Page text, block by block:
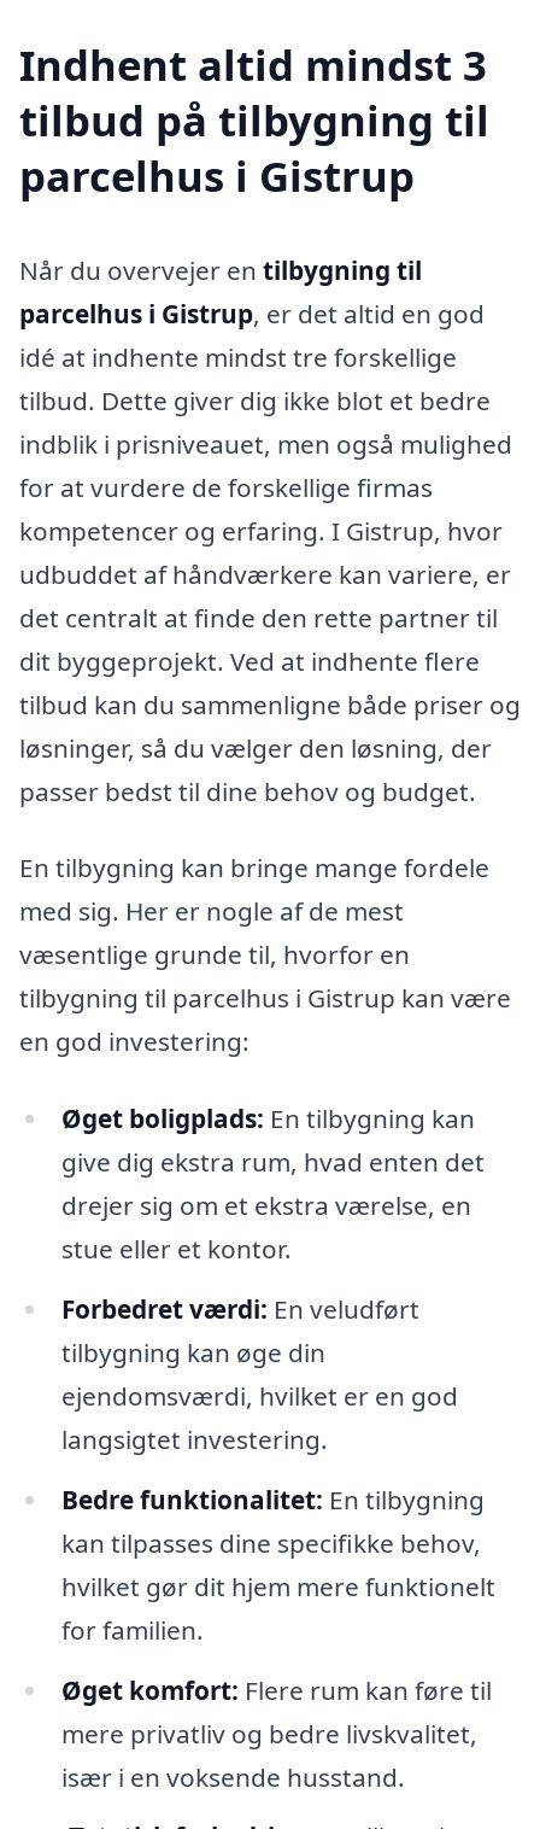
Indhent altid mindst 3
tilbud på tilbygning til
parcelhus i Gistrup
Når du overvejer en tilbygning til
parcelhus i Gistrup, er det altid en god
idé at indhente mindst tre forskellige
tilbud. Dette giver dig ikke blot et bedre
indblik i prisniveauet, men også mulighed
for at vurdere de forskellige firmas
kompetencer og erfaring. I Gistrup, hvor
udbuddet af håndværkere kan variere, er
det centralt at finde den rette partner til
dit byggeprojekt. Ved at indhente flere
tilbud kan du sammenligne både priser og
løsninger, så du vælger den løsning, der
passer bedst til dine behov og budget.
En tilbygning kan bringe mange fordele
med sig. Her er nogle af de mest
væsentlige grunde til, hvorfor en
tilbygning til parcelhus i Gistrup kan være
en god investering:
Øget boligplads: En tilbygning kan
give dig ekstra rum, hvad enten det
drejer sig om et ekstra værelse, en
stue eller et kontor.
Forbedret værdi: En veludført
tilbygning kan øge din
ejendomsværdi, hvilket er en god
langsigtet investering.
Bedre funktionalitet: En tilbygning
kan tilpasses dine specifikke behov,
hvilket gør dit hjem mere funktionelt
for familien.
Øget komfort: Flere rum kan føre til
mere privatliv og bedre livskvalitet,
især i en voksende husstand.